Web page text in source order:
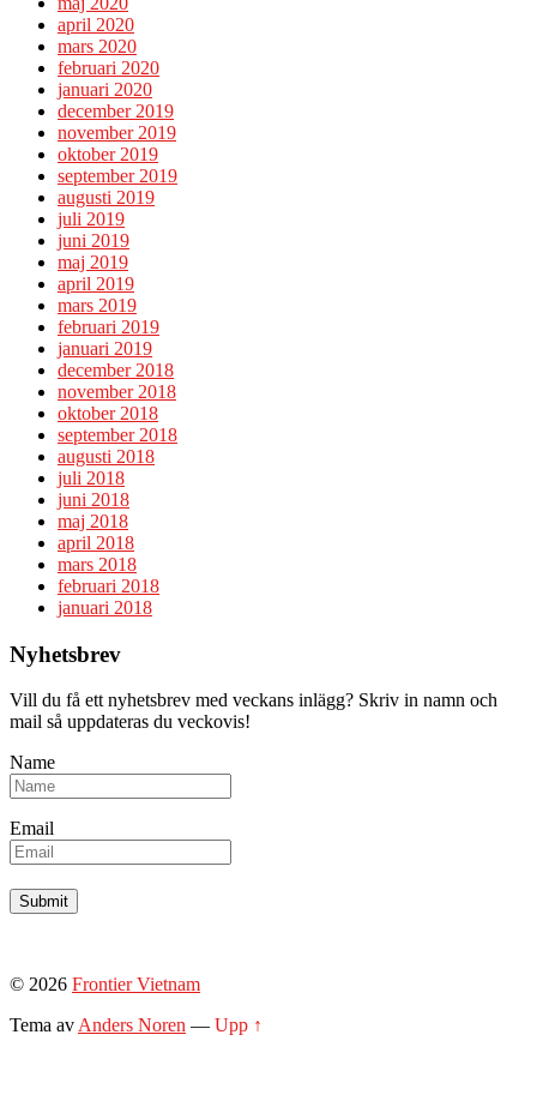
april 2020
mars 2020
februari 2020
januari 2020
december 2019
november 2019
oktober 2019
september 2019
augusti 2019
juli 2019
juni 2019
maj 2019
april 2019
mars 2019
februari 2019
januari 2019
december 2018
november 2018
oktober 2018
september 2018
augusti 2018
juli 2018
juni 2018
maj 2018
april 2018
mars 2018
februari 2018
januari 2018
Nyhetsbrev
Vill du få ett nyhetsbrev med veckans inlägg? Skriv in namn och
mail så uppdateras du veckovis!
Name
Email
© 2026 Frontier Vietnam
Tema avAnders Noren — Upp ↑